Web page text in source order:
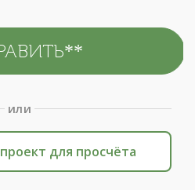
или
для просчёта